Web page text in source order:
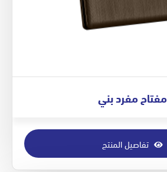
مفتاح مفرد بني
تفاصيل المنتج